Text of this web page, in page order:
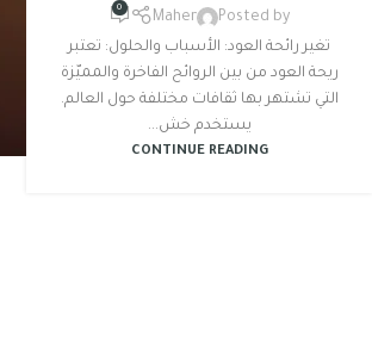
Posted by
Maher
0
تغير رائحة العود: الأسباب والحلول: تعتبر
ريحة العود من بين الروائح الفاخرة والمميّزة
التي تشتهر بها ثقافات مختلفة حول العالم.
يستخدم خش...
CONTINUE READING